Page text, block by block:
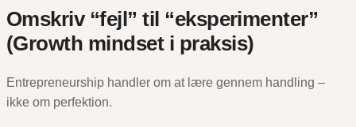
Omskriv “fejl” til “eksperimenter”
(Growth mindset i praksis)
Entrepreneurship handler om at lære gennem handling –
ikke om perfektion.